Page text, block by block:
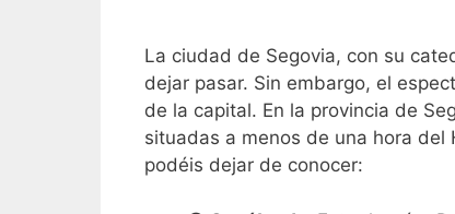
La ciudad de Segovia, con su
dejar pasar. Sin embargo, el
de la capital. En la provincia de
situadas a menos de una hora del
podéis dejar de conocer: